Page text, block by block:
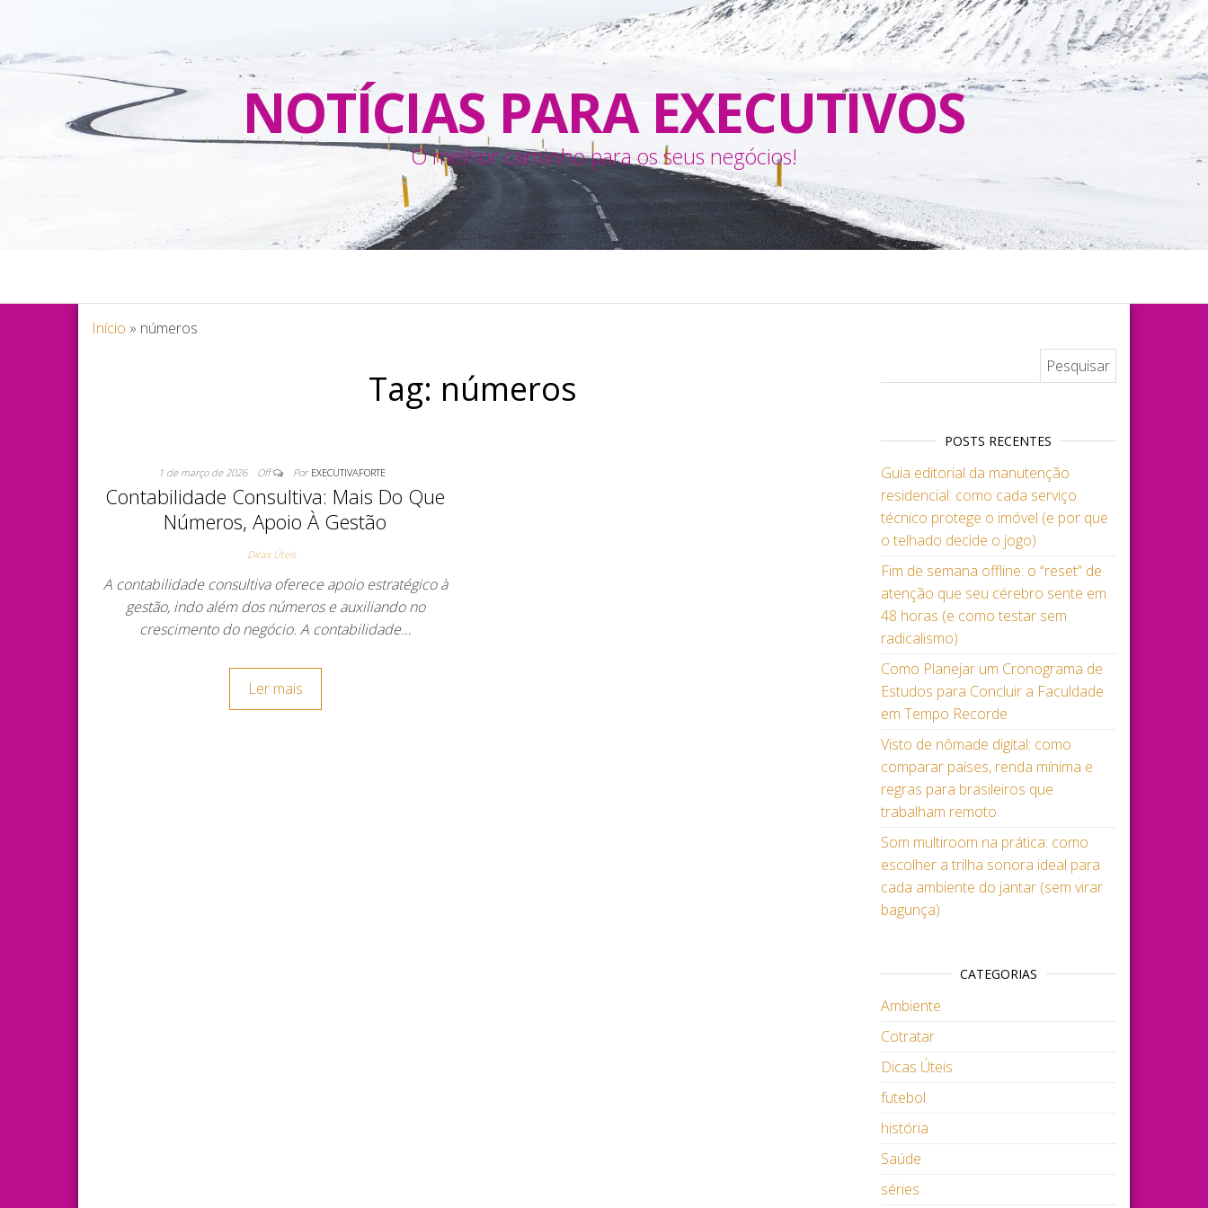
NOTÍCIAS PARA EXECUTIVOS
O melhor caminho para os seus negócios!
Início » números
Tag: números
1 de março de 2026 Off Por EXECUTIVAFORTE
Contabilidade Consultiva: Mais Do Que
Números, Apoio À Gestão
Dicas Úteis
A contabilidade consultiva oferece apoio estratégico à
gestão, indo além dos números e auxiliando no
crescimento do negócio. A contabilidade…
Ler mais
POSTS RECENTES
Guia editorial da manutenção
residencial: como cada serviço
técnico protege o imóvel (e por que
o telhado decide o jogo)
Fim de semana offline: o “reset” de
atenção que seu cérebro sente em
48 horas (e como testar sem
radicalismo)
Como Planejar um Cronograma de
Estudos para Concluir a Faculdade
em Tempo Recorde
Visto de nômade digital: como
comparar países, renda mínima e
regras para brasileiros que
trabalham remoto
Som multiroom na prática: como
escolher a trilha sonora ideal para
cada ambiente do jantar (sem virar
bagunça)
CATEGORIAS
Ambiente
Cotratar
Dicas Úteis
futebol
história
Saúde
séries